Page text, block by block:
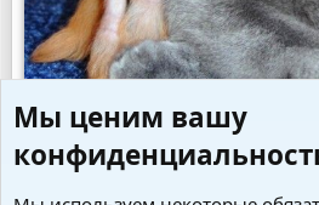
Мы ценим вашу